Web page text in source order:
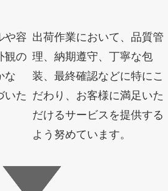
や容
観の
な
いた
出荷作業において、品質管
理、納期遵守、丁寧な包
装、最終確認などに特にこ
だわり、お客様に満足いた
だけるサービスを提供する
よう努めています。